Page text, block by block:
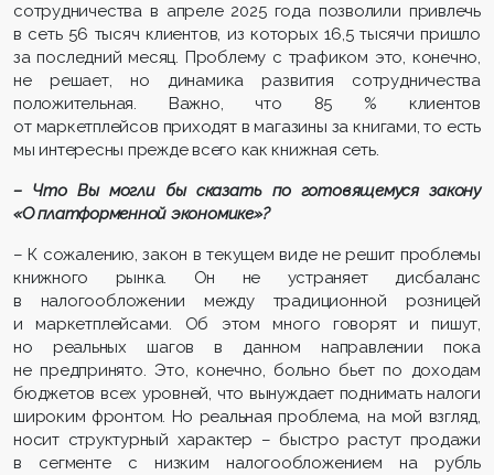
сотрудничества в апреле 2025 года позволили привлечь
в сеть 56 тысяч клиентов, из которых 16,5 тысячи пришло
за последний месяц. Проблему с трафиком это, конечно,
не решает, но динамика развития сотрудничества
положительная. Важно, что 85 % клиентов
от маркетплейсов приходят в магазины за книгами, то есть
мы интересны прежде всего как книжная сеть.
– Что Вы могли бы сказать по готовящемуся закону
«О платформенной экономике»?
– К сожалению, закон в текущем виде не решит проблемы
книжного рынка. Он не устраняет дисбаланс
в налогообложении между традиционной розницей
и маркетплейсами. Об этом много говорят и пишут,
но реальных шагов в данном направлении пока
не предпринято. Это, конечно, больно бьет по доходам
бюджетов всех уровней, что вынуждает поднимать налоги
широким фронтом. Но реальная проблема, на мой взгляд,
носит структурный характер – быстро растут продажи
в сегменте с низким налогообложением на рубль